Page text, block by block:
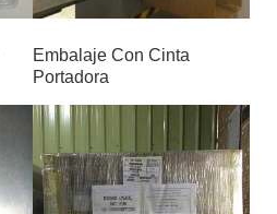
Embalaje Con Cinta
Portadora